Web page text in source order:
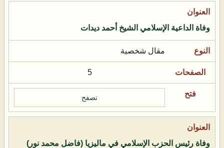
وفاة الداعية الإسلامي الشيخ أحمد ديدات
مقال شخصية
5
تصفح
وفاة رئيس الحزب الإسلامي في ماليزيا (فاضل محمد نور)